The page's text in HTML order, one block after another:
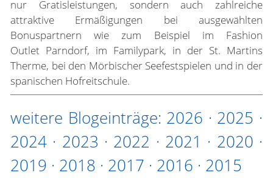
nur Gratisleistungen, sondern auch zahlreiche
attraktive Ermäßigungen bei ausgewählten
Bonuspartnern wie zum Beispiel im Fashion
Outlet Parndorf, im Familypark, in der St. Martins
Therme, bei den Mörbischer Seefestspielen und in der
spanischen Hofreitschule.
weitere Blogeinträge: 2026 · 2025 ·
2024 · 2023 · 2022 · 2021 · 2020 ·
2019 · 2018 · 2017 · 2016 · 2015